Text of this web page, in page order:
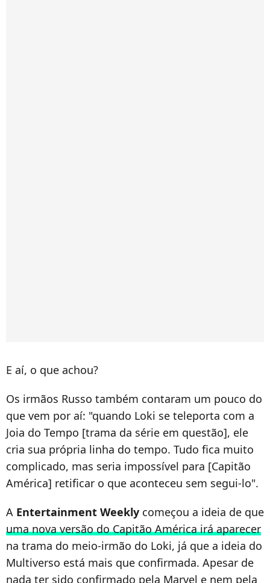
E aí, o que achou?
Os irmãos Russo também contaram um pouco do
que vem por aí: "quando Loki se teleporta com a
Joia do Tempo [trama da série em questão], ele
cria sua própria linha do tempo. Tudo fica muito
complicado, mas seria impossível para [Capitão
América] retificar o que aconteceu sem segui-lo".
A Entertainment Weekly começou a ideia de que
uma nova versão do Capitão América irá aparecer
na trama do meio-irmão do Loki, já que a ideia do
Multiverso está mais que confirmada. Apesar de
nada ter sido confirmado pela Marvel e nem pela